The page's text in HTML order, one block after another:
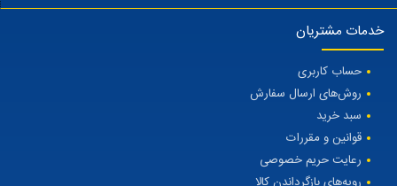
خدمات مشتریان
حساب کاربری
روش‌های ارسال سفارش
سبد خرید
قوانین و مقررات
رعایت حریم خصوصی
رویه‌های بازگرداندن کالا